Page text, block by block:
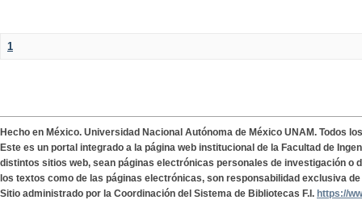
1
Hecho en México. Universidad Nacional Autónoma de México UNAM. Todos
Este es un portal integrado a la página web institucional de la Facultad de
distintos sitios web, sean páginas electrónicas personales de investigación o
los textos como de las páginas electrónicas, son responsabilidad exclusiva
Sitio administrado por la Coordinación del Sistema de Bibliotecas F.I. https://